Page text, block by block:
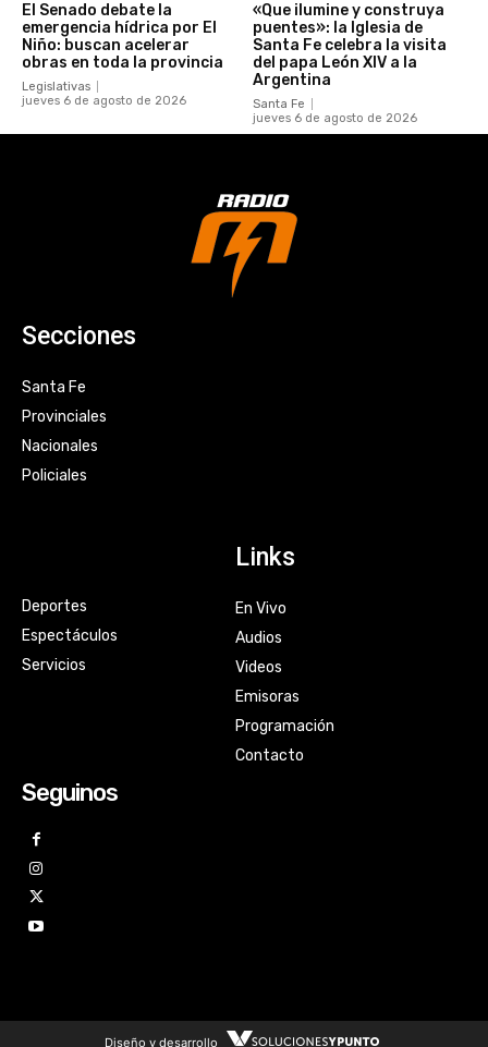
El Senado debate la
emergencia hídrica por El
Niño: buscan acelerar
obras en toda la provincia
Legislativas
jueves 6 de agosto de 2026
«Que ilumine y construya
puentes»: la Iglesia de
Santa Fe celebra la visita
del papa León XIV a la
Argentina
Santa Fe
jueves 6 de agosto de 2026
Secciones
Santa Fe
Provinciales
Nacionales
Policiales
Deportes
Espectáculos
Servicios
Links
En Vivo
Audios
Videos
Emisoras
Programación
Contacto
Seguinos
Diseño y desarrollo